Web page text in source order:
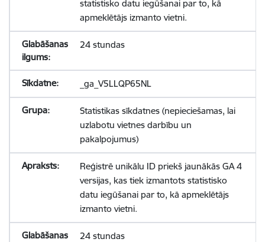
statistisko datu iegūšanai par to, kā
apmeklētājs izmanto vietni.
24 stundas
_ga_V5LLQP65NL
Statistikas sīkdatnes (nepieciešamas, lai
uzlabotu vietnes darbību un
pakalpojumus)
Reģistrē unikālu ID priekš jaunākās GA 4
versijas, kas tiek izmantots statistisko
datu iegūšanai par to, kā apmeklētājs
izmanto vietni.
24 stundas